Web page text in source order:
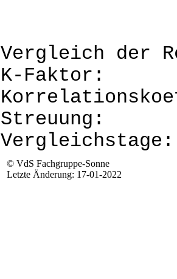
Vergleich der
K-
© VdS Fachgruppe-Sonne
Letzte Änderung: 17-01-2022